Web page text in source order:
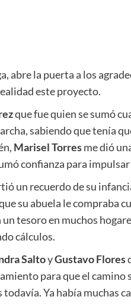
abre la puerta a los
este proyecto.
que fue quien se sumó
sabiendo que tenía
Marisel Torresme dió
confianza para
un recuerdo de su
su abuela le compraba
tesoro en muchos
cálculos.
SaltoyGustavo Flores
para que el camino
Ya había muchas